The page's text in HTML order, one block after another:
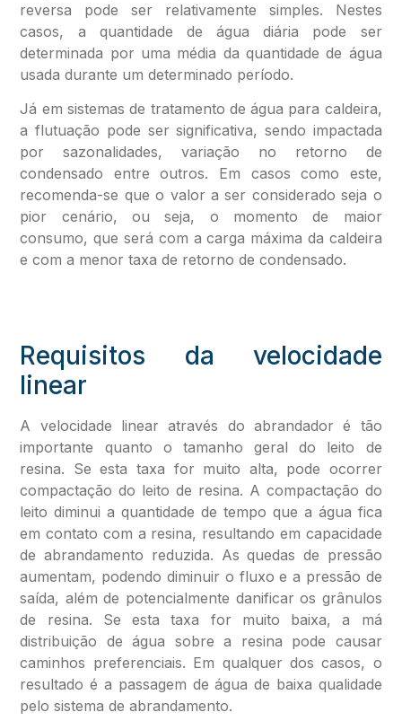
reversa pode ser relativamente simples. Nestes
casos, a quantidade de água diária pode ser
determinada por uma média da quantidade de água
usada durante um determinado período.
Já em sistemas de tratamento de água para caldeira,
a flutuação pode ser significativa, sendo impactada
por sazonalidades, variação no retorno de
condensado entre outros. Em casos como este,
recomenda-se que o valor a ser considerado seja o
pior cenário, ou seja, o momento de maior
consumo, que será com a carga máxima da caldeira
e com a menor taxa de retorno de condensado.
Requisitos da velocidade
linear
A velocidade linear através do abrandador é tão
importante quanto o tamanho geral do leito de
resina. Se esta taxa for muito alta, pode ocorrer
compactação do leito de resina. A compactação do
leito diminui a quantidade de tempo que a água fica
em contato com a resina, resultando em capacidade
de abrandamento reduzida. As quedas de pressão
aumentam, podendo diminuir o fluxo e a pressão de
saída, além de potencialmente danificar os grânulos
de resina. Se esta taxa for muito baixa, a má
distribuição de água sobre a resina pode causar
caminhos preferenciais. Em qualquer dos casos, o
resultado é a passagem de água de baixa qualidade
pelo sistema de abrandamento.